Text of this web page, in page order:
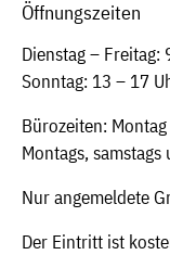
Öffnungszeiten
Dienstag – Freitag:
Sonntag: 13 – 17
Bürozeiten:
Montags,
Nur angemeldete
Der Eintritt ist